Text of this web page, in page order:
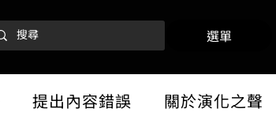
選單
提出內容錯誤 關於演化之聲